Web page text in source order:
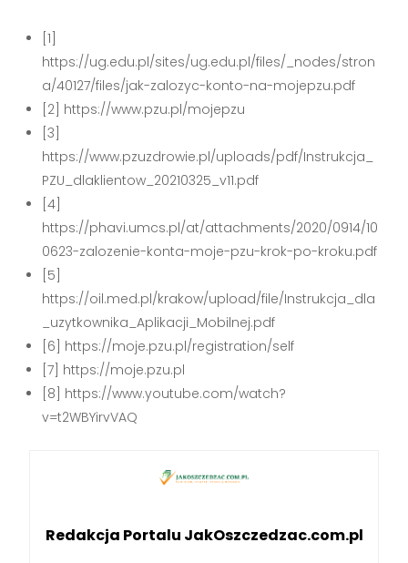
[1]
https://ug.edu.pl/sites/ug.edu.pl/files/_nodes/stron
a/40127/files/jak-zalozyc-konto-na-mojepzu.pdf
[2] https://www.pzu.pl/mojepzu
[3]
https://www.pzuzdrowie.pl/uploads/pdf/Instrukcja_
PZU_dlaklientow_20210325_v11.pdf
[4]
https://phavi.umcs.pl/at/attachments/2020/0914/10
0623-zalozenie-konta-moje-pzu-krok-po-kroku.pdf
[5]
https://oil.med.pl/krakow/upload/file/Instrukcja_dla
_uzytkownika_Aplikacji_Mobilnej.pdf
[6] https://moje.pzu.pl/registration/self
[7] https://moje.pzu.pl
[8] https://www.youtube.com/watch?
v=t2WBYirvVAQ
Redakcja Portalu JakOszczedzac.com.pl